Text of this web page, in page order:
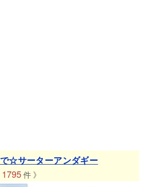
☆サーターアンダギー
1795件 》